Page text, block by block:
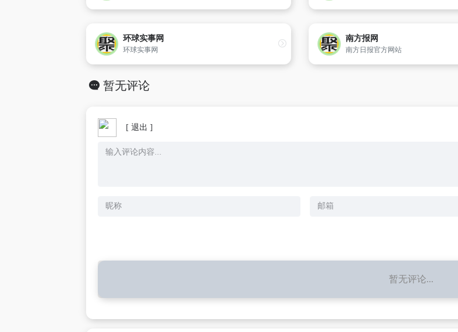
环球实事网
环球实事网
南方报网
南方日报官方网站
暂无评论
[ 退出 ]
暂无评论...